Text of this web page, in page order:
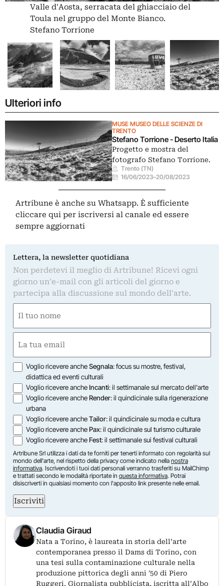
Valle d'Aosta, serracata del ghiacciaio del
Toula nel gruppo del Monte Bianco.
Stefano Torrione
Ulteriori info
MUSE MUSEO DELLE SCIENZE DI
TRENTO
Stefano Torrione - Deserto Italia
Progetto e mostra del
fotografo Stefano Torrione.
Trento (TN)
16/06/2023–20/08/2023
Artribune è anche su Whatsapp. È sufficiente
cliccare qui per iscriversi al canale ed essere
sempre aggiornati
Lettera, la newsletter quotidiana
Non perdetevi il meglio di Artribune! Ricevi ogni
giorno un'e-mail con gli articoli del giorno e
partecipa alla discussione sul mondo dell'arte.
(Required)
(Required)
Opzioni
Voglio ricevere ancheSegnala: focus su mostre, festival,
didattica ed eventi culturali
Voglio ricevere ancheIncanti: il settimanale sul mercato dell'arte
Voglio ricevere ancheRender: il quindicinale sulla rigenerazione
urbana
Voglio ricevere ancheTailor: il quindicinale su moda e cultura
Voglio ricevere anchePax: il quindicinale sul turismo culturale
Voglio ricevere ancheFest: il settimanale sui festival culturali
Artribune Srl utilizza i dati da te forniti per tenerti informato con regolarità sul
mondo dell'arte, nel rispetto della privacy come indicato nella nostra
informativa. Iscrivendoti i tuoi dati personali verranno trasferiti su MailChimp
e trattati secondo le modalità riportate in questa informativa. Potrai
disiscriverti in qualsiasi momento con l'apposito link presente nelle email.
Iscriviti
Claudia Giraud
Nata a Torino, è laureata in storia dell’arte
contemporanea presso il Dams di Torino, con
una tesi sulla contaminazione culturale nella
produzione pittorica degli anni '50 di Piero
Ruggeri. Giornalista pubblicista, iscritta all’Albo